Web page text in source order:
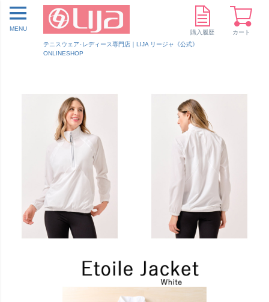
テニスウェア･レディース専門店｜LIJA リージャ《公式》
ONLINESHOP
MENU
購入履歴 カート